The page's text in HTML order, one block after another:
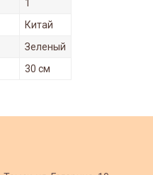
1
Китай
Зеленый
30 см